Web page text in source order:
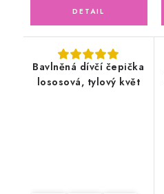
Bavlněná dívčí čepička
lososová, tylový květ